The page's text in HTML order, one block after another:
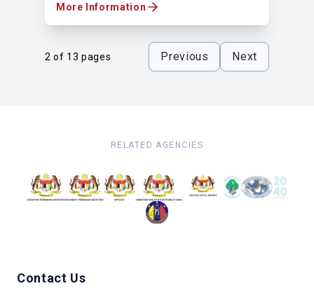
More Information
2 of 13 pages Previous Next
RELATED AGENCIES
Contact Us